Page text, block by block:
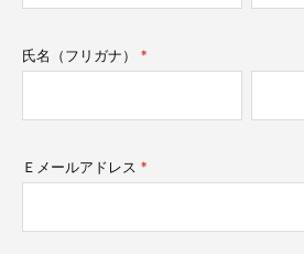
氏名（フリガナ）
(必
Ｅメールアドレス
(必